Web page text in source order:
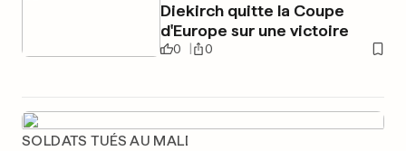
Diekirch quitte la Coupe
d'Europe sur une victoire
0 0
SOLDATS TUÉS AU MALI